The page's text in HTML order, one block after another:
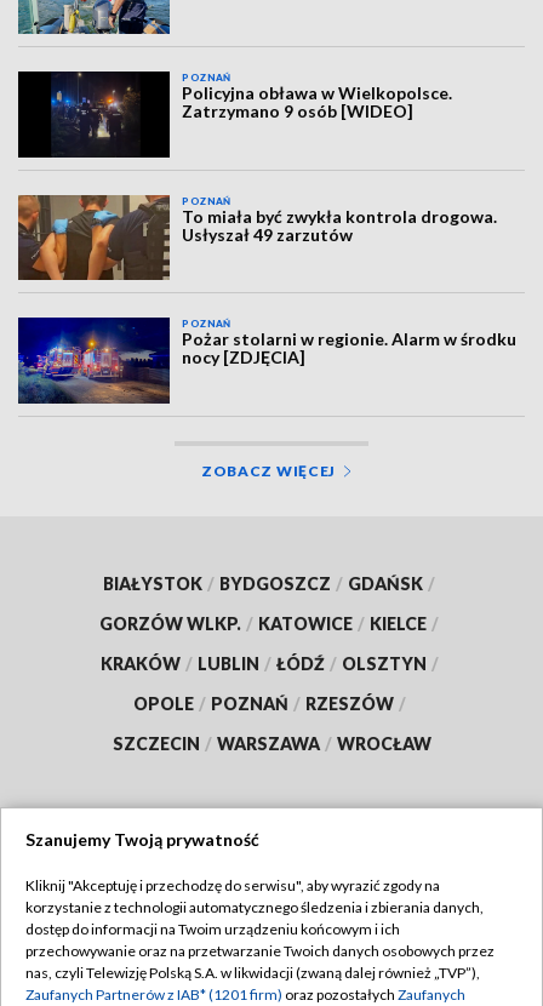
POZNAŃ
Policyjna obława w Wielkopolsce.
Zatrzymano 9 osób [WIDEO]
POZNAŃ
To miała być zwykła kontrola drogowa.
Usłyszał 49 zarzutów
POZNAŃ
Pożar stolarni w regionie. Alarm w środku
nocy [ZDJĘCIA]
ZOBACZ WIĘCEJ
BIAŁYSTOK / BYDGOSZCZ / GDAŃSK /
GORZÓW WLKP. / KATOWICE / KIELCE /
KRAKÓW / LUBLIN / ŁÓDŹ / OLSZTYN /
OPOLE / POZNAŃ / RZESZÓW /
SZCZECIN / WARSZAWA / WROCŁAW
TVP
Abonament TVP
Emisja w TVP
Regulamin TVP
Polityka prywatności
Szanujemy Twoją prywatność
Kliknij "Akceptuję i przechodzę do serwisu", aby wyrazić zgody na
korzystanie z technologii automatycznego śledzenia i zbierania danych,
dostęp do informacji na Twoim urządzeniu końcowym i ich
przechowywanie oraz na przetwarzanie Twoich danych osobowych przez
nas, czyli Telewizję Polską S.A. w likwidacji (zwaną dalej również „TVP”),
Zaufanych Partnerów z IAB* (1201 firm) oraz pozostałych Zaufanych